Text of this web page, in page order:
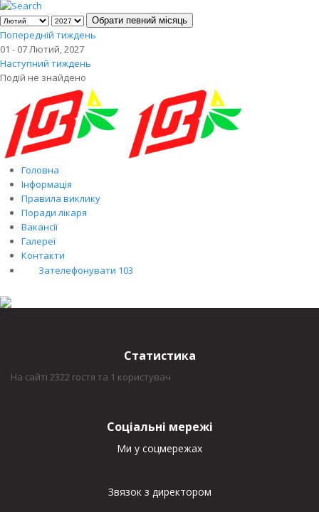
Обрати певний місяць
Попередній тиждень
01 - 07 Лютий, 2027
Наступний тиждень
Подій не знайдено
Головна
Інформація
Правила виклику
Поради лікаря
Вакансії
Галереї
Контакти
Зателефонувати 103
Статистика
На сайті 2322 гостя та 1 користувач
Соціальні мережі
Ми у соцмережах
Звязок з директором